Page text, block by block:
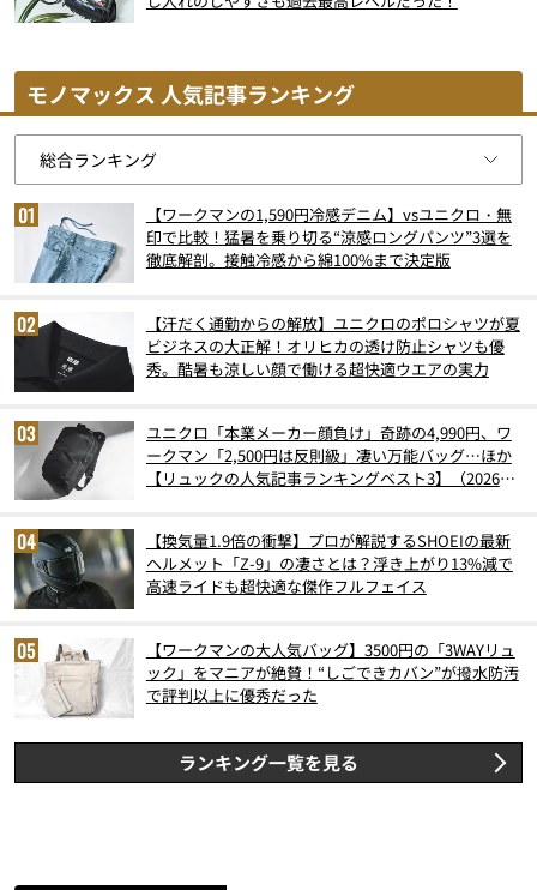
モノマックス 人気記事ランキング
【ワークマンの1,590円冷感デニム】vsユニクロ・無
印で比較！猛暑を乗り切る“涼感ロングパンツ”3選を
徹底解剖。接触冷感から綿100%まで決定版
【汗だく通勤からの解放】ユニクロのポロシャツが夏
ビジネスの大正解！オリヒカの透け防止シャツも優
秀。酷暑も涼しい顔で働ける超快適ウエアの実力
ユニクロ「本業メーカー顔負け」奇跡の4,990円、ワ
ークマン「2,500円は反則級」凄い万能バッグ…ほか
【リュックの人気記事ランキングベスト3】（2026年
【換気量1.9倍の衝撃】プロが解説するSHOEIの最新
ヘルメット「Z-9」の凄さとは？浮き上がり13%減で
高速ライドも超快適な傑作フルフェイス
【ワークマンの大人気バッグ】3500円の「3WAYリュ
ック」をマニアが絶賛！“しごできカバン”が撥水防汚
で評判以上に優秀だった
ランキング一覧を見る